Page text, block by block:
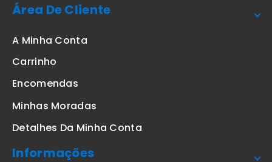
Área De Cliente
A Minha Conta
Carrinho
Encomendas
Minhas Moradas
Detalhes Da Minha Conta
Informações